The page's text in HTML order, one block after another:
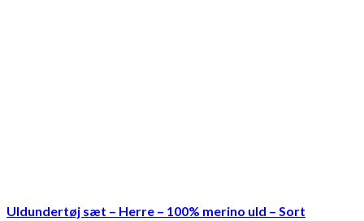
Uldundertøj sæt – Herre – 100% merino uld – Sort